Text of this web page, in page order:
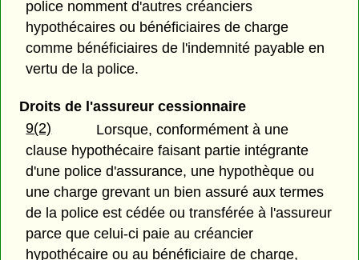
police nomment d'autres créanciers
hypothécaires ou bénéficiaires de charge
comme bénéficiaires de l'indemnité payable en
vertu de la police.
Droits de l'assureur cessionnaire
9(2)
Lorsque, conformément à une
clause hypothécaire faisant partie intégrante
d'une police d'assurance, une hypothèque ou
une charge grevant un bien assuré aux termes
de la police est cédée ou transférée à l'assureur
parce que celui-ci paie au créancier
hypothécaire ou au bénéficiaire de charge,